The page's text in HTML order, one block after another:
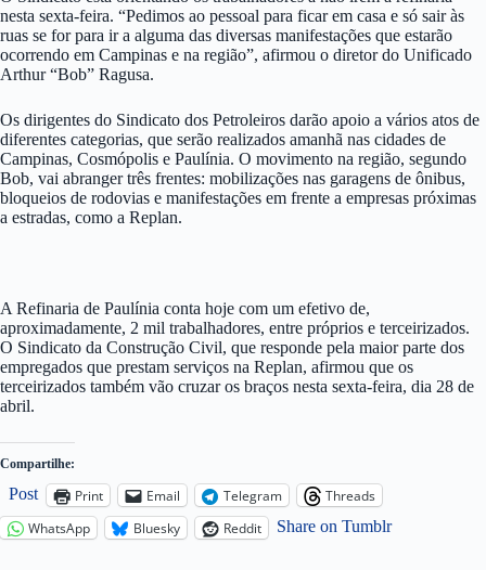
nesta sexta-feira. “Pedimos ao pessoal para ficar em casa e só sair às
ruas se for para ir a alguma das diversas manifestações que estarão
ocorrendo em Campinas e na região”, afirmou o diretor do Unificado
Arthur “Bob” Ragusa.
Os dirigentes do Sindicato dos Petroleiros darão apoio a vários atos de
diferentes categorias, que serão realizados amanhã nas cidades de
Campinas, Cosmópolis e Paulínia. O movimento na região, segundo
Bob, vai abranger três frentes: mobilizações nas garagens de ônibus,
bloqueios de rodovias e manifestações em frente a empresas próximas
a estradas, como a Replan.
A Refinaria de Paulínia conta hoje com um efetivo de,
aproximadamente, 2 mil trabalhadores, entre próprios e terceirizados.
O Sindicato da Construção Civil, que responde pela maior parte dos
empregados que prestam serviços na Replan, afirmou que os
terceirizados também vão cruzar os braços nesta sexta-feira, dia 28 de
abril.
Compartilhe:
Post Print Email Telegram
Threads
WhatsApp
Bluesky Reddit Share on Tumblr